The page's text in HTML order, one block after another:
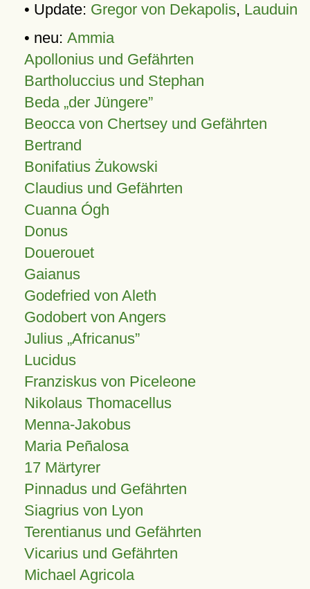
• Update: Gregor von Dekapolis, Lauduin
• neu: Ammia
Apollonius und Gefährten
Bartholuccius und Stephan
Beda „der Jüngere”
Beocca von Chertsey und Gefährten
Bertrand
Bonifatius Żukowski
Claudius und Gefährten
Cuanna Ógh
Donus
Douerouet
Gaianus
Godefried von Aleth
Godobert von Angers
Julius Africanus
Lucidus
Franziskus von Piceleone
Nikolaus Thomacellus
Menna-Jakobus
Maria Peñalosa
17 Märtyrer
Pinnadus und Gefährten
Siagrius von Lyon
Terentianus und Gefährten
Vicarius und Gefährten
Michael Agricola